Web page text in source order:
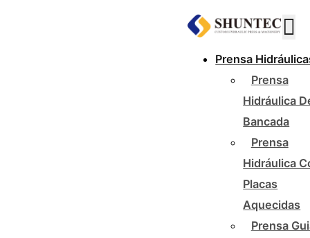
Prensa
Prensa
Hidráulica
Bancada
Prensa
Hidráulica
Placas
Aquecidas
Prensa